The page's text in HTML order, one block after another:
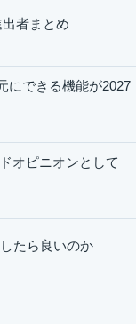
者まとめ
にできる機能が2027
オピニオンとして
たら良いのか